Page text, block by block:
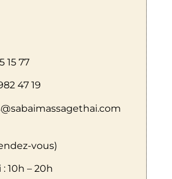
15 77
47 19
vous)
: 10h – 20h